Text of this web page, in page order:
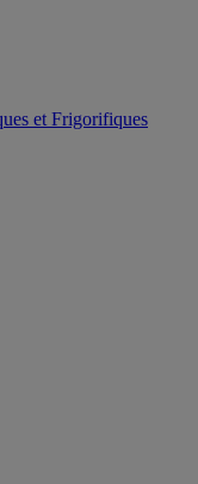
et Frigorifiques